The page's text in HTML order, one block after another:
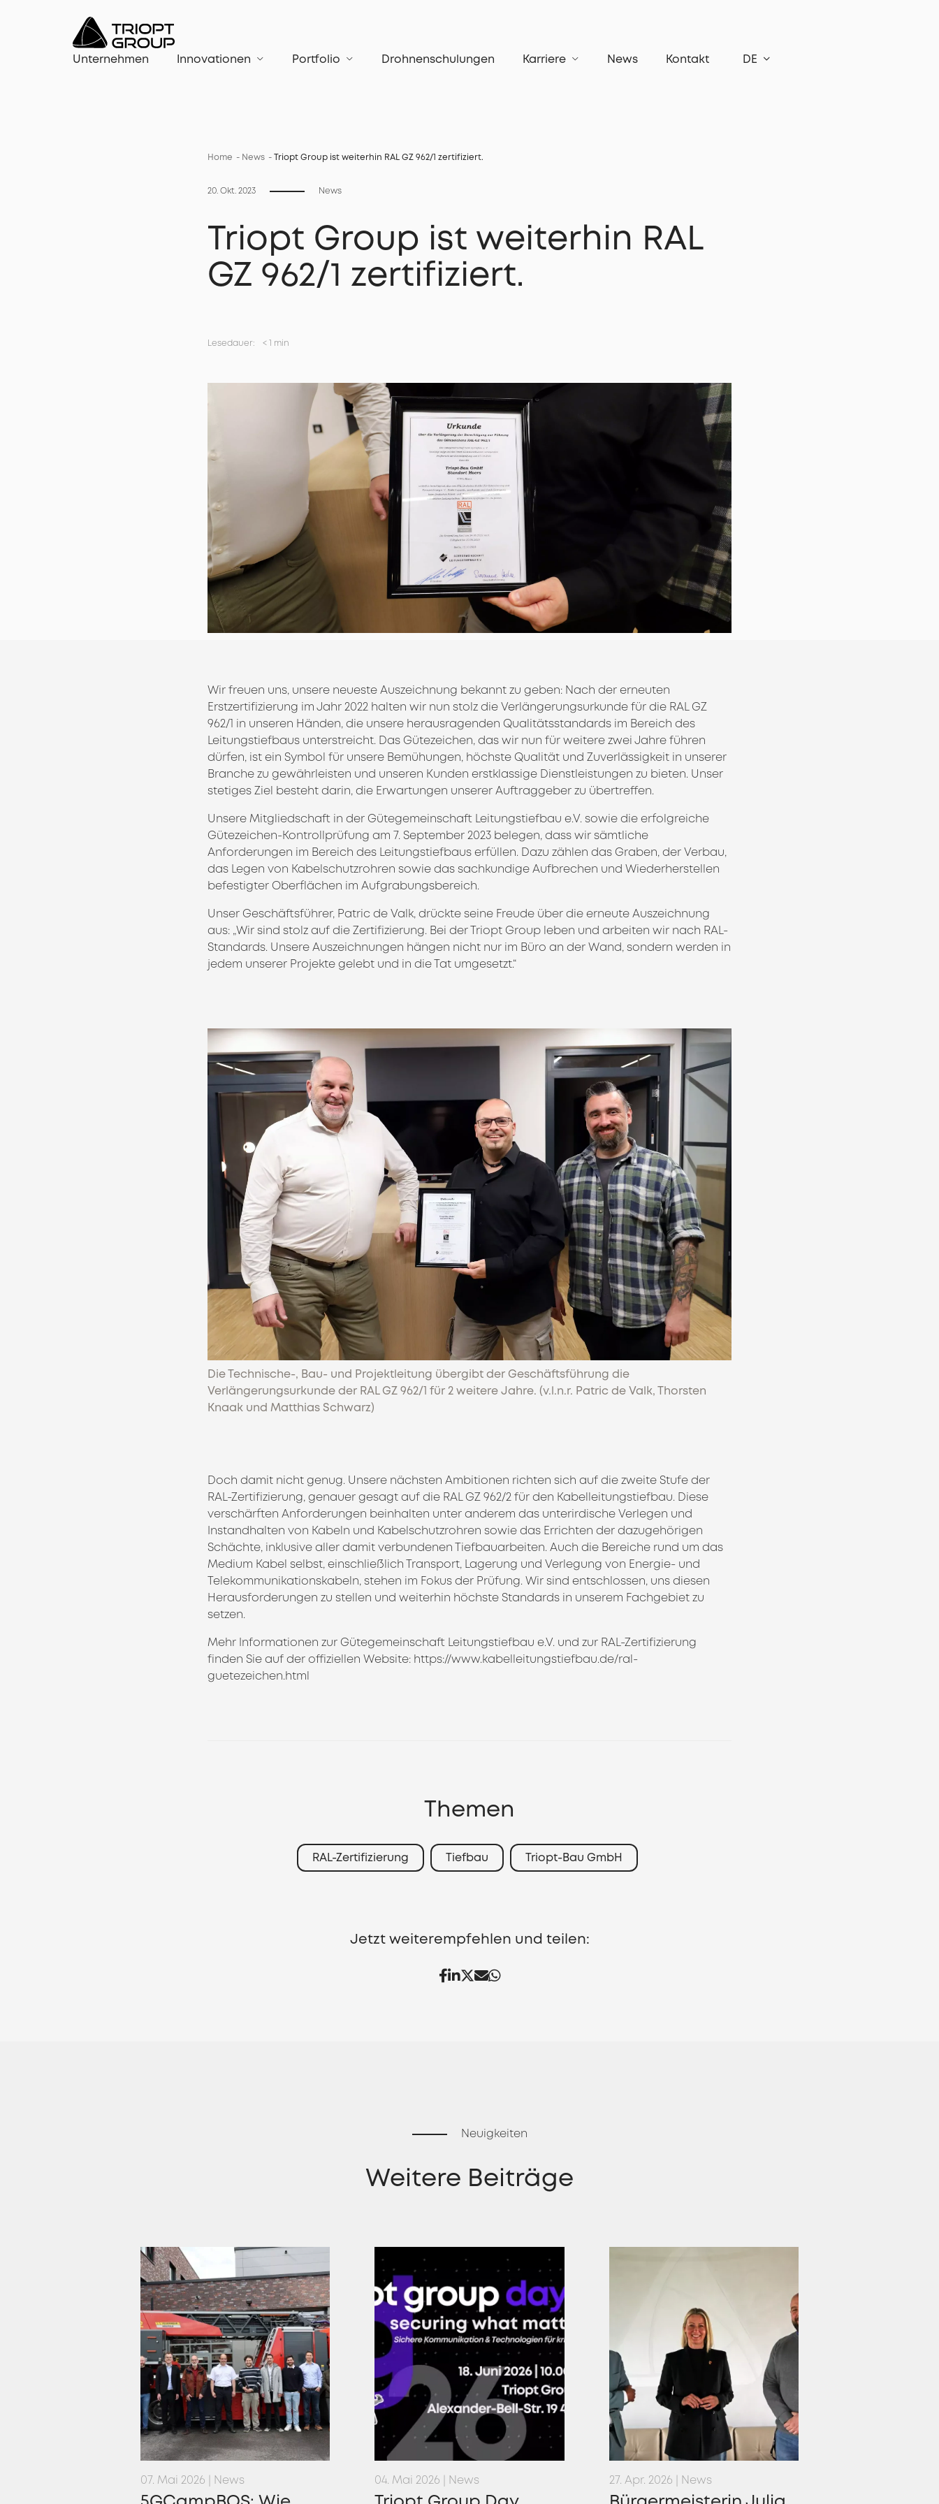
Unternehmen Innovationen Portfolio Drohnenschulungen Karriere News Kontakt DE
Home News Triopt Group ist weiterhin RAL GZ 962/1 zertifiziert.
20. Okt. 2023 News
Triopt Group ist weiterhin RAL
GZ 962/1 zertifiziert.
Lesedauer: <1 min
Wir freuen uns, unsere neueste Auszeichnung bekannt zu geben: Nach der erneuten
Erstzertifizierung im Jahr 2022 halten wir nun stolz die Verlängerungsurkunde für die RAL GZ
962/1 in unseren Händen, die unsere herausragenden Qualitätsstandards im Bereich des
Leitungstiefbaus unterstreicht. Das Gütezeichen, das wir nun für weitere zwei Jahre führen
dürfen, ist ein Symbol für unsere Bemühungen, höchste Qualität und Zuverlässigkeit in unserer
Branche zu gewährleisten und unseren Kunden erstklassige Dienstleistungen zu bieten. Unser
stetiges Ziel besteht darin, die Erwartungen unserer Auftraggeber zu übertreffen.
Unsere Mitgliedschaft in der Gütegemeinschaft Leitungstiefbau e.V. sowie die erfolgreiche
Gütezeichen-Kontrollprüfung am 7. September 2023 belegen, dass wir sämtliche
Anforderungen im Bereich des Leitungstiefbaus erfüllen. Dazu zählen das Graben, der Verbau,
das Legen von Kabelschutzrohren sowie das sachkundige Aufbrechen und Wiederherstellen
befestigter Oberflächen im Aufgrabungsbereich.
Unser Geschäftsführer, Patric de Valk, drückte seine Freude über die erneute Auszeichnung
aus: „Wir sind stolz auf die Zertifizierung. Bei der Triopt Group leben und arbeiten wir nach RAL-
Standards. Unsere Auszeichnungen hängen nicht nur im Büro an der Wand, sondern werden in
jedem unserer Projekte gelebt und in die Tat umgesetzt.“
Die Technische-, Bau- und Projektleitung übergibt der Geschäftsführung die
Verlängerungsurkunde der RAL GZ 962/1 für 2 weitere Jahre. (v.l.n.r. Patric de Valk, Thorsten
Knaak und Matthias Schwarz)
Doch damit nicht genug. Unsere nächsten Ambitionen richten sich auf die zweite Stufe der
RAL-Zertifizierung, genauer gesagt auf die RAL GZ 962/2 für den Kabelleitungstiefbau. Diese
verschärften Anforderungen beinhalten unter anderem das unterirdische Verlegen und
Instandhalten von Kabeln und Kabelschutzrohren sowie das Errichten der dazugehörigen
Schächte, inklusive aller damit verbundenen Tiefbauarbeiten. Auch die Bereiche rund um das
Medium Kabel selbst, einschließlich Transport, Lagerung und Verlegung von Energie- und
Telekommunikationskabeln, stehen im Fokus der Prüfung. Wir sind entschlossen, uns diesen
Herausforderungen zu stellen und weiterhin höchste Standards in unserem Fachgebiet zu
setzen.
Mehr Informationen zur Gütegemeinschaft Leitungstiefbau e.V. und zur RAL-Zertifizierung
finden Sie auf der offiziellen Website: https://www.kabelleitungstiefbau.de/ral-
guetezeichen.html
Themen
RAL-Zertifizierung Tiefbau Triopt-Bau GmbH
Jetzt weiterempfehlen und teilen:
Neuigkeiten
Weitere Beiträge
07. Mai 2026 | News 04. Mai 2026 | News 27. Apr. 2026 | News